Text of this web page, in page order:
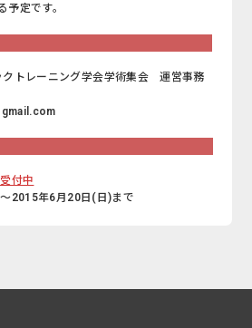
予定です。
クトレーニング学会学術集会 運営事務
付中
2015年6月20日(日)まで